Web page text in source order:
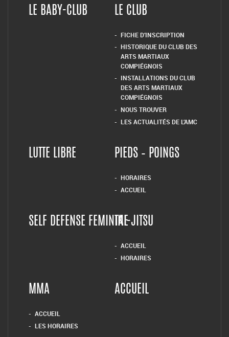
LE BABY-CLUB LE CLUB
FICHE D’INSCRIPTION
HISTORIQUE DU CLUB DES
ARTS MARTIAUX
COMPIÉGNOIS
INSTALLATIONS DU CLUB
DES ARTS MARTIAUX
COMPIÉGNOIS
NOUS TROUVER
LES ACTUALITÉS DE L’AMC
LUTTE LIBRE PIEDS – POINGS
HORAIRES
ACCUEIL
SELF DEFENSE FEMININETAI-JITSU
ACCUEIL
HORAIRES
MMA
ACCUEIL
LES HORAIRES
ACCUEIL